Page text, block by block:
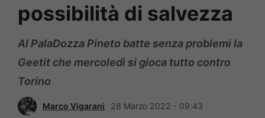
possibilità di salvezza
Al PalaDozza Pineto batte senza problemi la
Geetit che mercoledì si gioca tutto contro
Torino
Marco Vigarani 28 Marzo 2022 - 09:43